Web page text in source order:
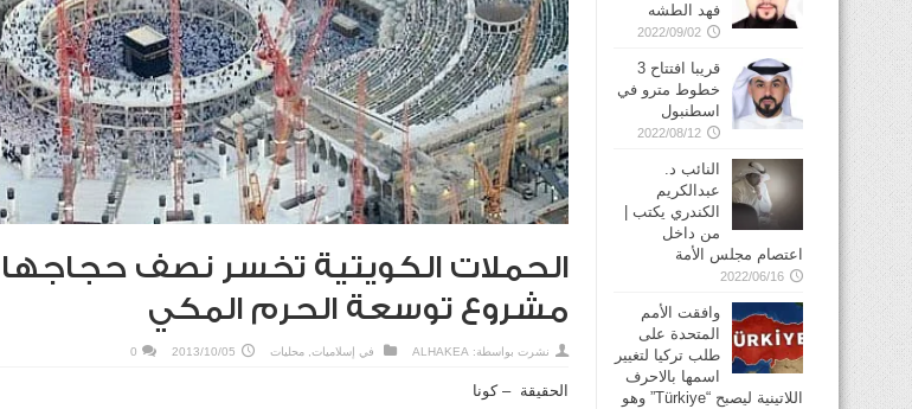
الحملات الكويتية تخسر نصف
مشروع توسعة الحرم المكي
نشرت بواسطة: ALHAKEA في إسلاميات محليات 2013/10/05
0
الحقيقة – كونا
فهد الطشه
2022/09/02
قريبا افتتاح 3
خطوط مترو في
2022/08/12
النائب د.
عبدالكريم
الكندري يكتب |
من داخل
اعتصام مجلس الأمة
2022/06/16
وافقت الأمم
المتحدة على
طلب تركيا لتغيير
اسمها بالاحرف
اللاتينية ليصبح “Türkiye” وهو